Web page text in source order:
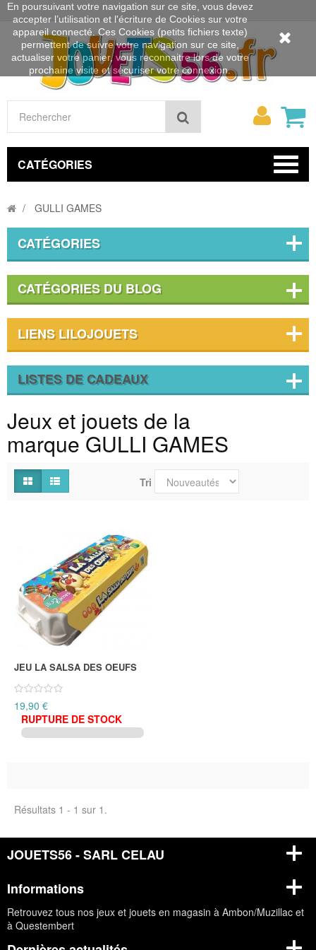
Rechercher
Mon
CATÉGORIES
GULLI GAMES
CATÉGORIES
CATÉGORIES DU BLOG
LIENS LILOJOUETS
LISTES DE CADEAUX
Jeux et jouets de la
marque GULLI GAMES
Tri
JEU LA SALSA DES OEUFS
19,90 €
RUPTURE DE STOCK
Résultats 1 - 1 sur 1.
JOUETS56 - SARL CELAU
Informations
Retrouvez tous nos jeux et jouets en magasin à Ambon/Muzillac et
à Questembert
En poursuivant votre navigation sur ce site, vous devez
accepter l’utilisation et l'écriture de Cookies sur votre
appareil connecté. Ces Cookies (petits fichiers texte)
permettent de suivre votre navigation sur ce site,
actualiser votre panier, vous reconnaitre lors de votre
prochaine visite et sécuriser votre connexion.